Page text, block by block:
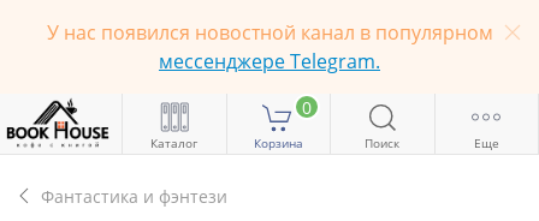
У нас появился новостной канал в популярном
мессенджере Telegram.
Каталог
0
Корзина Поиск Еще
Фантастика и фэнтези